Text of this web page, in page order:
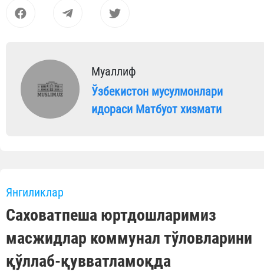
Муаллиф
Ўзбекистон мусулмонлари
идораси Матбуот хизмати
Янгиликлар
Саховатпеша юртдошларимиз
масжидлар коммунал тўловларини
қўллаб-қувватламоқда